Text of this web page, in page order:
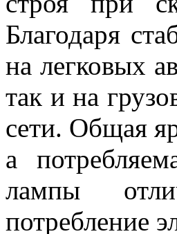
Благодаря
на легковых
так и на
сети. Общая
а
лампы
потребление